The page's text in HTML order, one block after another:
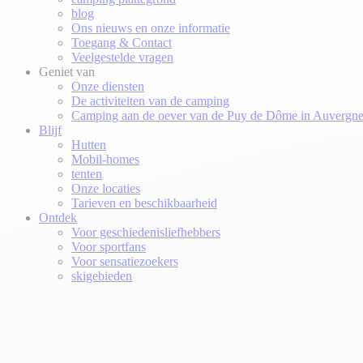
blog
Ons nieuws en onze informatie
Toegang & Contact
Veelgestelde vragen
Geniet van
Onze diensten
De activiteiten van de camping
Camping aan de oever van de Puy de Dôme in Auvergne
Blijf
Hutten
Mobil-homes
tenten
Onze locaties
Tarieven en beschikbaarheid
Ontdek
Voor geschiedenisliefhebbers
Voor sportfans
Voor sensatiezoekers
skigebieden